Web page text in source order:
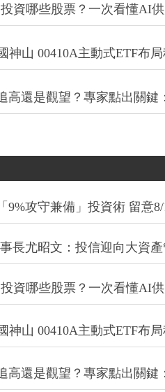
資哪些股票？一次看懂AI
山 00410A主動式ETF布
高還是觀望？專家點出關鍵
攻守兼備」投資術 留意8/
長尤昭文：投信迎向大資
資哪些股票？一次看懂AI
山 00410A主動式ETF布
高還是觀望？專家點出關鍵